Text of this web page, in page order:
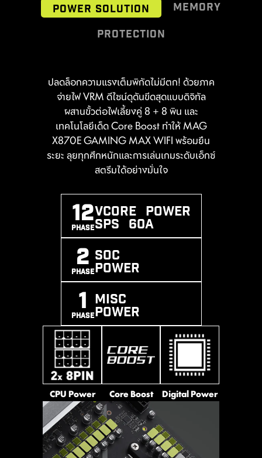
ทันทีที่เชื่อมต่ออินเทอร์เน็ต MSI Driver
Utility Installer จะตรวจหาไดรเวอร์และ
ยูทิลิตีที่เหมาะสมให้อัตโนมัติ ช่วยให้คุณ
ดาวน์โหลดและติดตั้งได้ง่ายๆ เพียงไม่กี่คลิก
ดูเพิ่มเติม
Installer ทำงานอัตโนมัติ
*รองรับตั้งแต่ Windows 11 Build 22H2 เป็นต้น
ไป
POWER SOLUTION
MEMORY
PROTECTION
ปลดล็อกความแรงเต็มพิกัดไม่มีตก! ด้วยภาค
จ่ายไฟ VRM ดีไซน์ดุดันขีดสุดแบบดิจิทัล
ผสานขั้วต่อไฟเลี้ยงคู่ 8 + 8 พิน และ
เทคโนโลยีเด็ด Core Boost ทำให้ MAG
X870E GAMING MAX WIFI พร้อมยืน
ระยะ ลุยทุกศึกหนักและการเล่นเกมระดับเอ็กซ์
สตรีมได้อย่างมั่นใจ
12
PHASE
Vcore POWER
SPS 60A
2
PHASE
SOC
POWER
1
PHASE
MISC
POWER
CPU Power Core Boost Digital Power
ก้าวสำคัญของการยกระดับความแรงหน่วย
ความจำด้วยแรม DDR5 รุ่นล่าสุด ด้วยการ
ผสานกระบวนการเชื่อมต่อแบบ SMT ระดับมือ
อาชีพ เข้ากับเทคโนโลยี MSI Memory
Boost ทำให้เมนบอร์ด MAG X870E
GAMING MAX WIFI พร้อมแล้วที่จะปลด
ปล่อยประสิทธิภาพความเร็วแรงของหน่วย
EXPO / A-
XMP
SUPPORT
MEMORY
BOOST
SMT
PROCESS
*ความเข้ากันได้ของหน่วยความจำและความเร็วที่
รองรับอาจแตกต่างกันไป ทั้งนี้ขึ้นอยู่กับซีพียู และ
การจัดกำหนดค่าของหน่วยความจำ ที่เลือกใช้
High-Efficiency Mode ออกแบบมาเพื่อยก
ระดับประสิทธิภาพของหน่วยความจำขั้นสุด
Transient Voltage Suppressors (TVS)
คืออุปกรณ์ความปลอดภัยที่ใช้ป้องกันแรงดัน
ไฟฟ้าเกิน โดยเมนบอร์ด MSI ทุกรุ่นได้รับการ
ติดตั้ง TVS มาให้เรียบร้อยแล้ว ซึ่งเมื่อเกิด
แรงดันไฟฟ้าสูงผิดปกติ TVS จะเปลี่ยนสถานะ
จากความต้านทานสูงเป็นความต้านทานต่ำใน
ทันที เพื่อดึงแรงดันไฟฟ้าส่วนเกินลงสู่กราวด์
แรงดันไฟสูงได้อย่างมีประสิทธิภาพ
ช่องต่อไฟเลี้ยง CPU แบบ 8-pin, 8-pin และ
24-pin ของเมนบอร์ด MSI เลือกใช้ขาสัมผัส
แบบ Solid Pin ซึ่งการออกแบบนี้ช่วยให้ส่ง
ผ่านกระแสไฟ 12V ไปยัง CPU ได้อย่างเสถียร